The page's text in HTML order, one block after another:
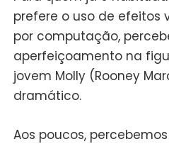
prefere o uso de efeitos
por computação,
aperfeiçoamento na
jovem Molly (Rooney
dramático.
Aos poucos,